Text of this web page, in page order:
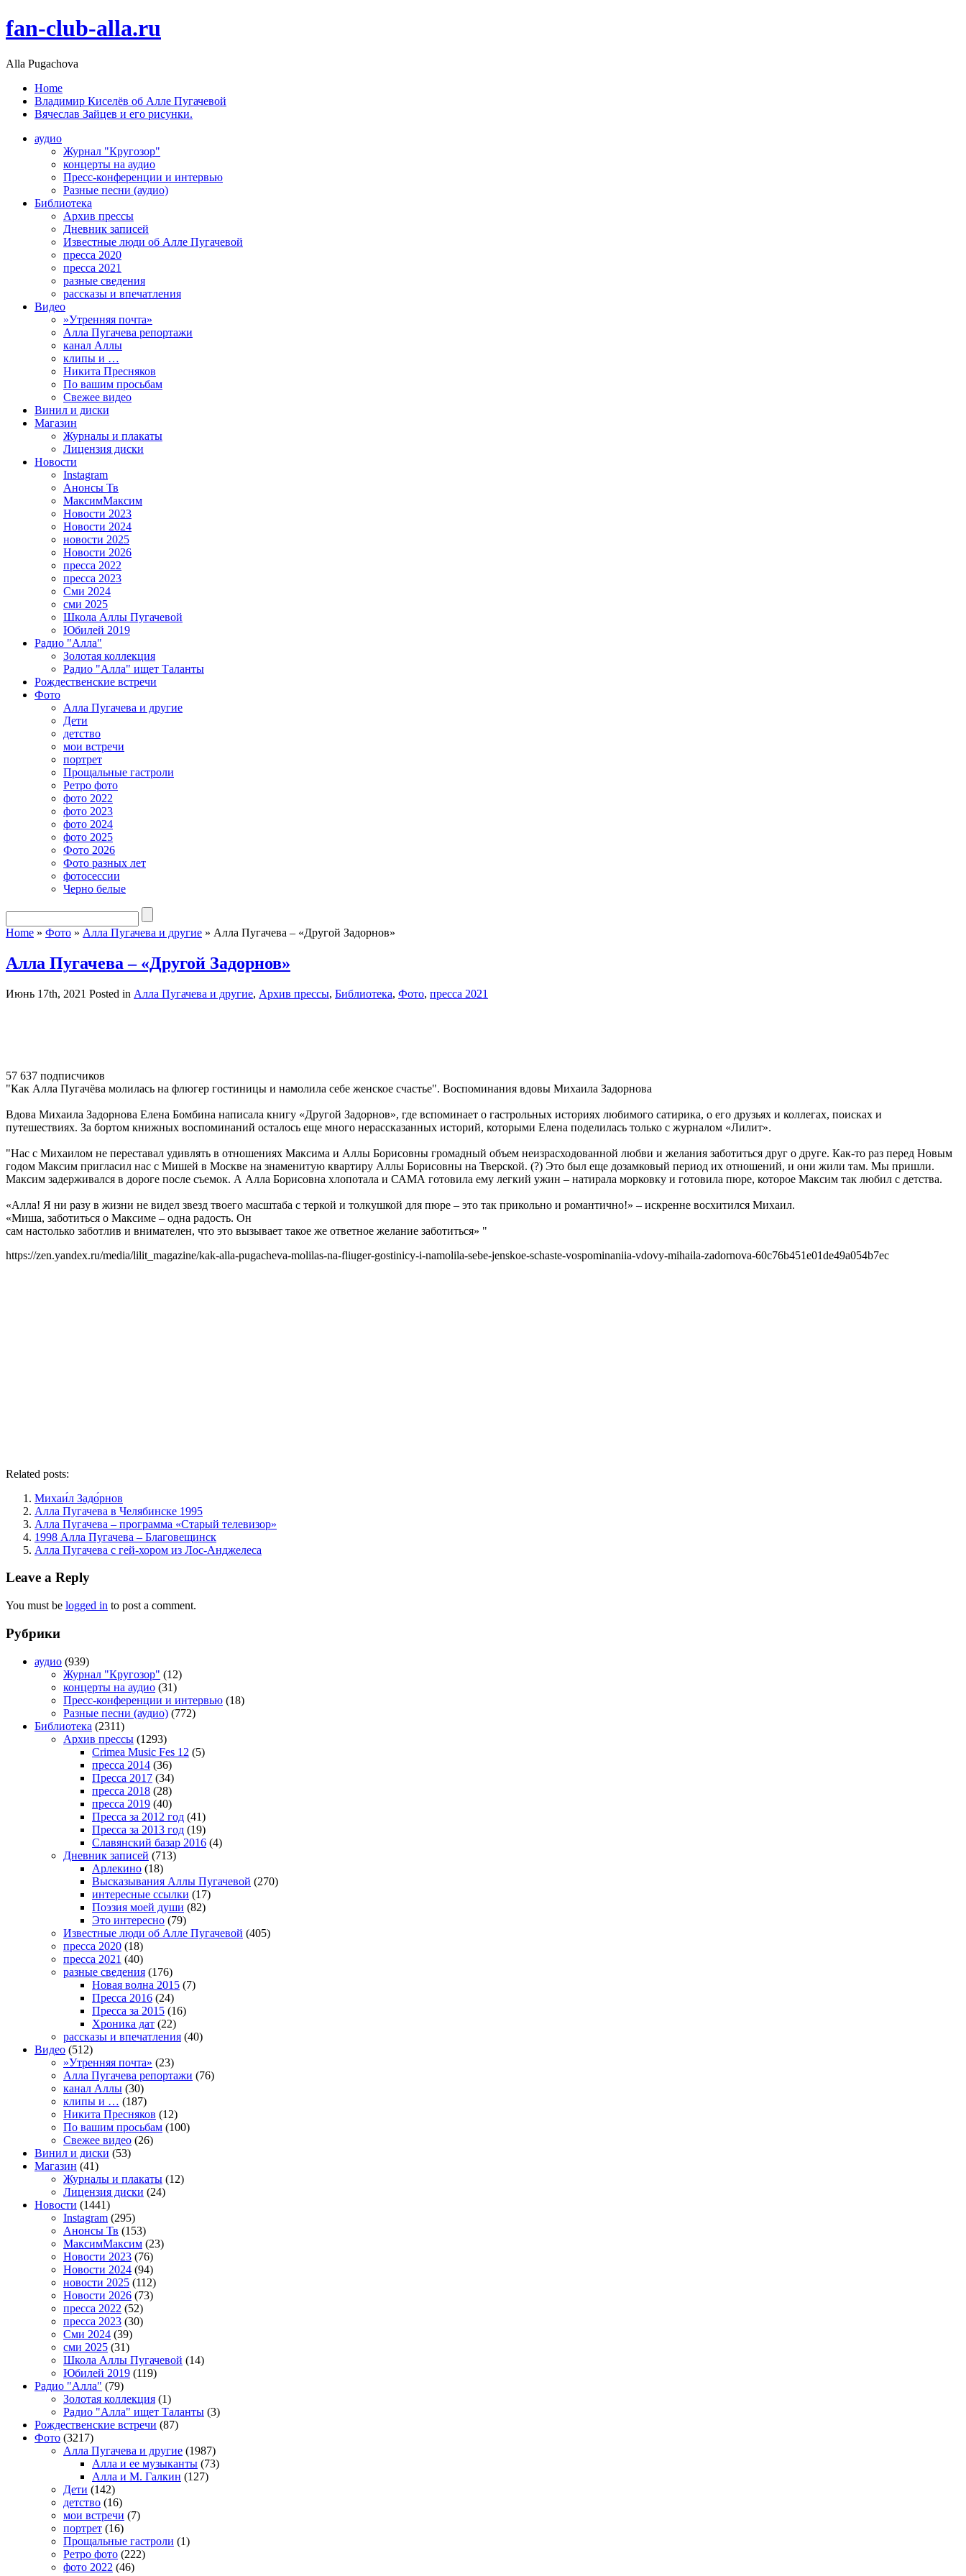
fan-club-alla.ru
Alla Pugachova
Home
Владимир Киселёв об Алле Пугачевой
Вячеслав Зайцев и его рисунки.
аудио
Журнал "Кругозор"
концерты на аудио
Пресс-конференции и интервью
Разные песни (аудио)
Библиотека
Архив прессы
Дневник записей
Известные люди об Алле Пугачевой
пресса 2020
пресса 2021
разные сведения
рассказы и впечатления
Видео
»Утренняя почта»
Алла Пугачева репортажи
канал Аллы
клипы и …
Никита Пресняков
По вашим просьбам
Свежее видео
Винил и диски
Магазин
Журналы и плакаты
Лицензия диски
Новости
Instagram
Анонсы Тв
МаксимМаксим
Новости 2023
Новости 2024
новости 2025
Новости 2026
пресса 2022
пресса 2023
Сми 2024
сми 2025
Школа Аллы Пугачевой
Юбилей 2019
Радио "Алла"
Золотая коллекция
Радио "Алла" ищет Таланты
Рождественские встречи
Фото
Алла Пугачева и другие
Дети
детство
мои встречи
портрет
Прощальные гастроли
Ретро фото
фото 2022
фото 2023
фото 2024
фото 2025
Фото 2026
Фото разных лет
фотосессии
Черно белые
Home » Фото » Алла Пугачева и другие » Алла Пугачева – «Другой Задорнов»
Алла Пугачева – «Другой Задорнов»
Июнь 17th, 2021 Posted in Алла Пугачева и другие, Архив прессы, Библиотека, Фото, пресса 2021
57 637 подписчиков
"Как Алла Пугачёва молилась на флюгер гостиницы и намолила себе женское счастье". Воспоминания вдовы Михаила Задорнова
Вдова Михаила Задорнова Елена Бомбина написала книгу «Другой Задорнов», где вспоминает о гастрольных историях любимого сатирика, о его друзьях и коллегах, поисках и
путешествиях. За бортом книжных воспоминаний осталось еще много нерассказанных историй, которыми Елена поделилась только с журналом «Лилит».
"Нас с Михаилом не переставал удивлять в отношениях Максима и Аллы Борисовны громадный объем неизрасходованной любви и желания заботиться друг о друге. Как-то раз перед Новым
годом Максим пригласил нас с Мишей в Москве на знаменитую квартиру Аллы Борисовны на Тверской. (?) Это был еще дозамковый период их отношений, и они жили там. Мы пришли.
Максим задерживался в дороге после съемок. А Алла Борисовна хлопотала и САМА готовила ему легкий ужин – натирала морковку и готовила пюре, которое Максим так любил с детства.
«Алла! Я ни разу в жизни не видел звезд твоего масштаба с теркой и толкушкой для пюре – это так прикольно и романтично!» – искренне восхитился Михаил.
«Миша, заботиться о Максиме – одна радость. Он
сам настолько заботлив и внимателен, что это вызывает такое же ответное желание заботиться» "
https://zen.yandex.ru/media/lilit_magazine/kak-alla-pugacheva-molilas-na-fliuger-gostinicy-i-namolila-sebe-jenskoe-schaste-vospominaniia-vdovy-mihaila-zadornova-60c76b451e01de49a054b7ec
Related posts:
Михаи́л Задо́рнов
Алла Пугачева в Челябинске 1995
Алла Пугачева – программа «Старый телевизор»
1998 Алла Пугачева – Благовещинск
Алла Пугачева с гей-хором из Лос-Анджелеса
Leave a Reply
You must be logged in to post a comment.
Рубрики
аудио (939)
Журнал "Кругозор" (12)
концерты на аудио (31)
Пресс-конференции и интервью (18)
Разные песни (аудио) (772)
Библиотека (2311)
Архив прессы (1293)
Crimea Music Fes 12 (5)
пресса 2014 (36)
Пресса 2017 (34)
пресса 2018 (28)
пресса 2019 (40)
Пресса за 2012 год (41)
Пресса за 2013 год (19)
Славянский базар 2016 (4)
Дневник записей (713)
Арлекино (18)
Высказывания Аллы Пугачевой (270)
интересные ссылки (17)
Поэзия моей души (82)
Это интересно (79)
Известные люди об Алле Пугачевой (405)
пресса 2020 (18)
пресса 2021 (40)
разные сведения (176)
Новая волна 2015 (7)
Пресса 2016 (24)
Пресса за 2015 (16)
Хроника дат (22)
рассказы и впечатления (40)
Видео (512)
»Утренняя почта» (23)
Алла Пугачева репортажи (76)
канал Аллы (30)
клипы и … (187)
Никита Пресняков (12)
По вашим просьбам (100)
Свежее видео (26)
Винил и диски (53)
Магазин (41)
Журналы и плакаты (12)
Лицензия диски (24)
Новости (1441)
Instagram (295)
Анонсы Тв (153)
МаксимМаксим (23)
Новости 2023 (76)
Новости 2024 (94)
новости 2025 (112)
Новости 2026 (73)
пресса 2022 (52)
пресса 2023 (30)
Сми 2024 (39)
сми 2025 (31)
Школа Аллы Пугачевой (14)
Юбилей 2019 (119)
Радио "Алла" (79)
Золотая коллекция (1)
Радио "Алла" ищет Таланты (3)
Рождественские встречи (87)
Фото (3217)
Алла Пугачева и другие (1987)
Алла и ее музыканты (73)
Алла и М. Галкин (127)
Дети (142)
детство (16)
мои встречи (7)
портрет (16)
Прощальные гастроли (1)
Ретро фото (222)
фото 2022 (46)